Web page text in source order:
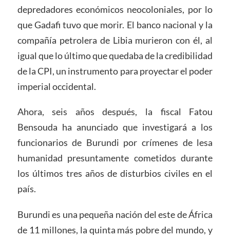
depredadores económicos neocoloniales, por lo
que Gadafi tuvo que morir. El banco nacional y la
compañía petrolera de Libia murieron con él, al
igual que lo último que quedaba de la credibilidad
de la CPI, un instrumento para proyectar el poder
imperial occidental.
Ahora, seis años después, la fiscal Fatou
Bensouda ha anunciado que investigará a los
funcionarios de Burundi por crímenes de lesa
humanidad presuntamente cometidos durante
los últimos tres años de disturbios civiles en el
país.
Burundi es una pequeña nación del este de África
de 11 millones, la quinta más pobre del mundo, y